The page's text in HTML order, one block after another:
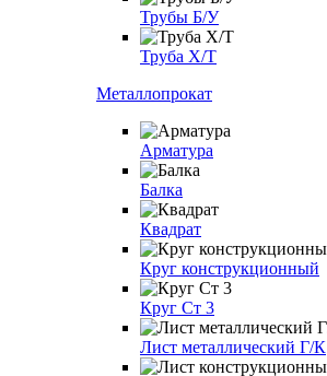
Трубы Б/У
Труба Х/Т
Металлопрокат
Арматура
Балка
Квадрат
Круг конструкционный
Круг Ст 3
Лист металлический Г/К